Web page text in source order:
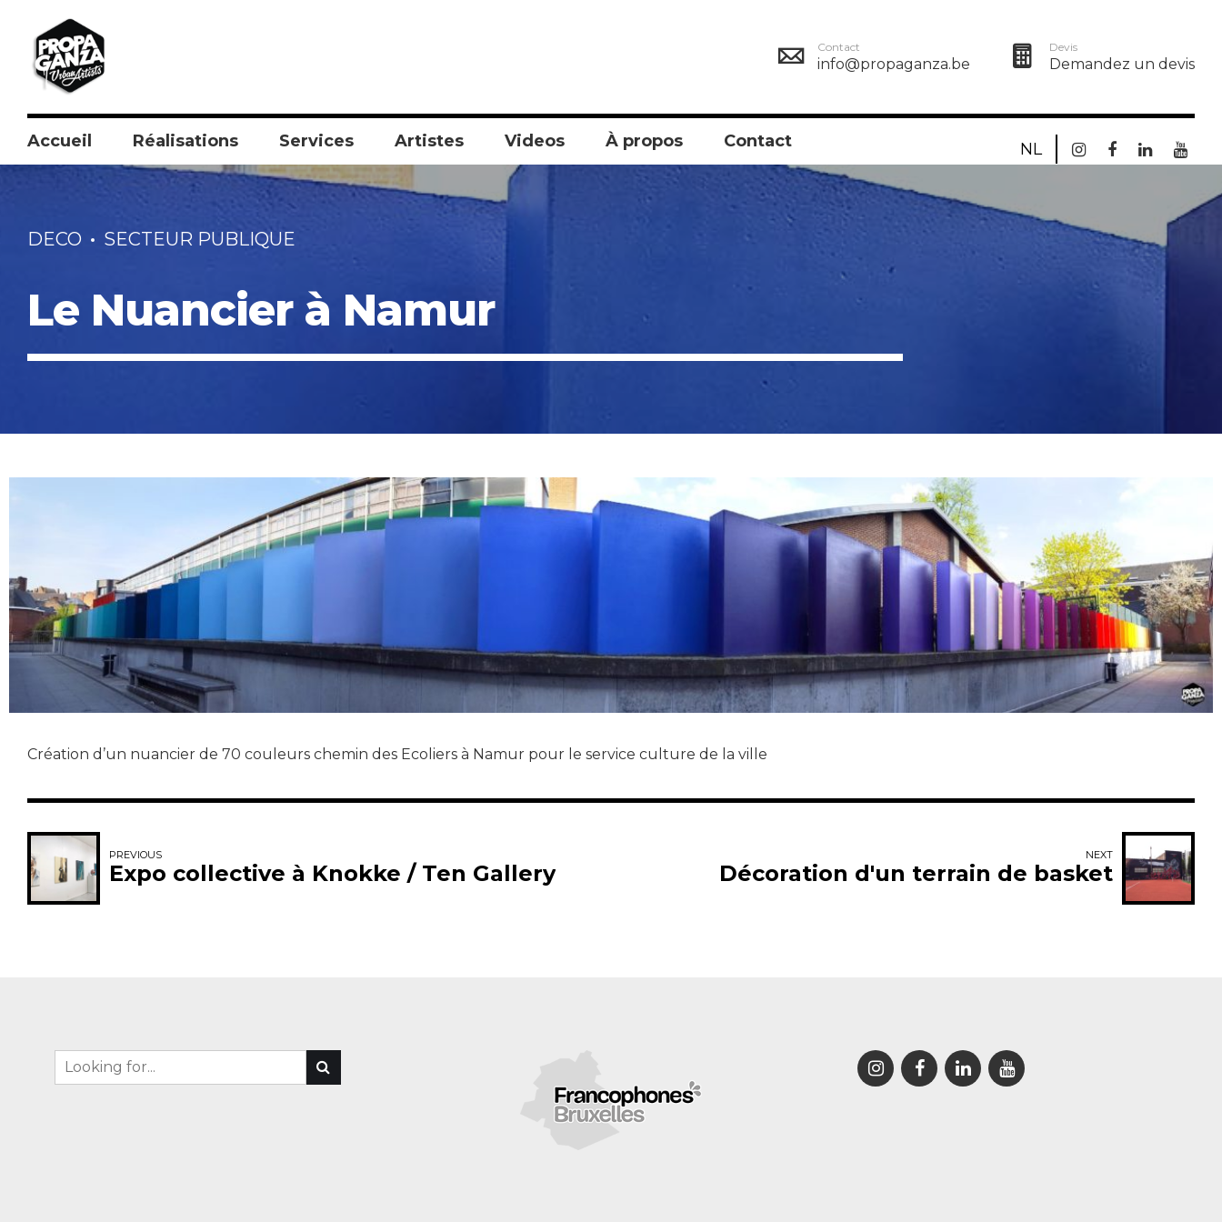
Contact
info@propaganza.be
Devis
Demandez un devis
NL
Accueil Réalisations Services Artistes Videos À propos Contact
DECO SECTEUR PUBLIQUE
Le Nuancier à Namur
Création d’un nuancier de 70 couleurs chemin des Ecoliers à Namur pour le service culture de la ville
PREVIOUS
Expo collective à Knokke / Ten Gallery
NEXT
Décoration d'un terrain de basket